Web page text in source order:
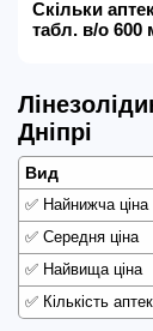
Скільки
табл. в/о
Дніпрі
Вид
✅ Найнижча ціна
✅ Середня ціна
✅ Найвища ціна
✅ Кількість аптек